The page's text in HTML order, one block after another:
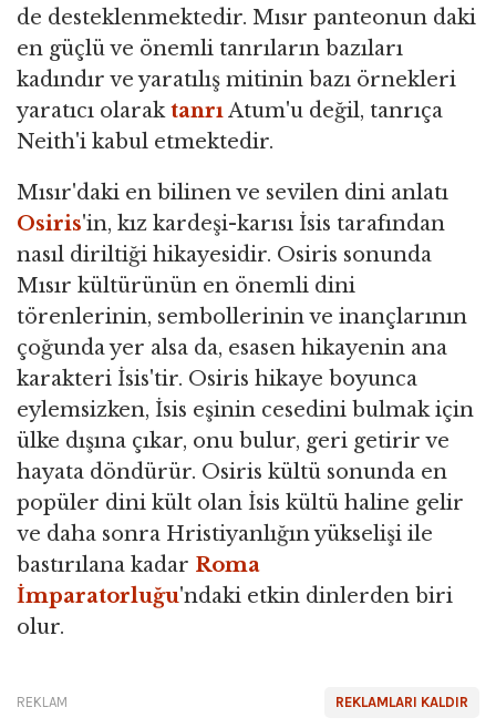
de desteklenmektedir. Mısır panteonun daki
en güçlü ve önemli tanrıların bazıları
kadındır ve yaratılış mitinin bazı örnekleri
yaratıcı olaraktanrıAtum'u değil, tanrıça
Neith'i kabul etmektedir.
Mısır'daki en bilinen ve sevilen dini anlatı
Osiris'in, kız kardeşi-karısı İsis tarafından
nasıl diriltiği hikayesidir. Osiris sonunda
Mısır kültürünün en önemli dini
törenlerinin, sembollerinin ve inançlarının
çoğunda yer alsa da, esasen hikayenin ana
karakteri İsis'tir. Osiris hikaye boyunca
eylemsizken, İsis eşinin cesedini bulmak için
ülke dışına çıkar, onu bulur, geri getirir ve
hayata döndürür. Osiris kültü sonunda en
popüler dini kült olan İsis kültü haline gelir
ve daha sonra Hristiyanlığın yükselişi ile
bastırılana kadar Roma
İmparatorluğu'ndaki etkin dinlerden biri
olur.
REKLAMLARI KALDIR
REKLAM